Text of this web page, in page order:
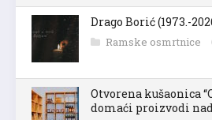
Drago Borić (1973.-
Ramske osmrtnice
Otvorena kušaonica
domaći proizvodi